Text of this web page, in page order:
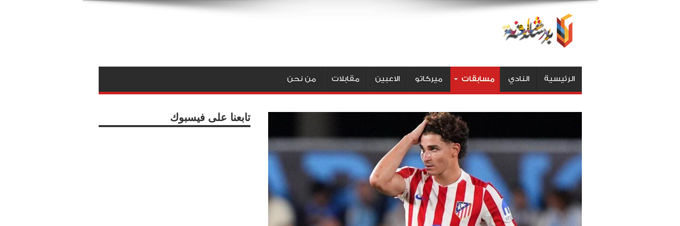
الرئيسية النادي مسابقات ميركاتو الاعبين مقابلات من نحن
تابعنا على فيسبوك